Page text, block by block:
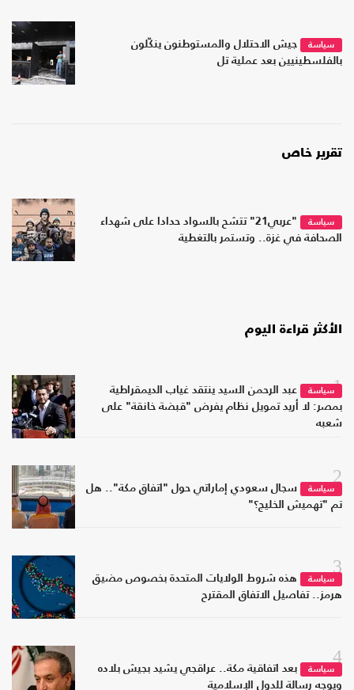
سياسة
جيش الاحتلال والمستوطنون ينكّلون
بالفلسطينيين بعد عملية تل
تقرير خاص
سياسة
"عربي21" تتشح بالسواد حدادا على شهداء
الصحافة في غزة.. وتستمر بالتغطية
الأكثر قراءة اليوم
1سياسة
عبد الرحمن السيد ينتقد غياب الديمقراطية
بمصر: لا أريد تمويل نظام يفرض "قبضة خانقة" على
شعبه
2
سياسة
سجال سعودي إماراتي حول "اتفاق مكة".. هل
تم "تهميش الخليج؟"
3
سياسة
هذه شروط الولايات المتحدة بخصوص مضيق
هرمز.. تفاصيل الاتفاق المقترح
4
سياسة
بعد اتفاقية مكة.. عراقجي يشيد بجيش بلاده
ويوجه رسالة للدول الإسلامية